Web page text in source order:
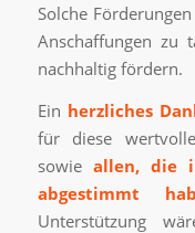
Solche
Anschaffungen zu
nachhaltig fördern.
Ein herzliches
für diese
sowie allen, die
abgestimmt
Unterstützung